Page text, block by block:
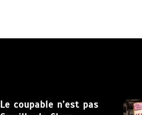
Le coupable n’est pas